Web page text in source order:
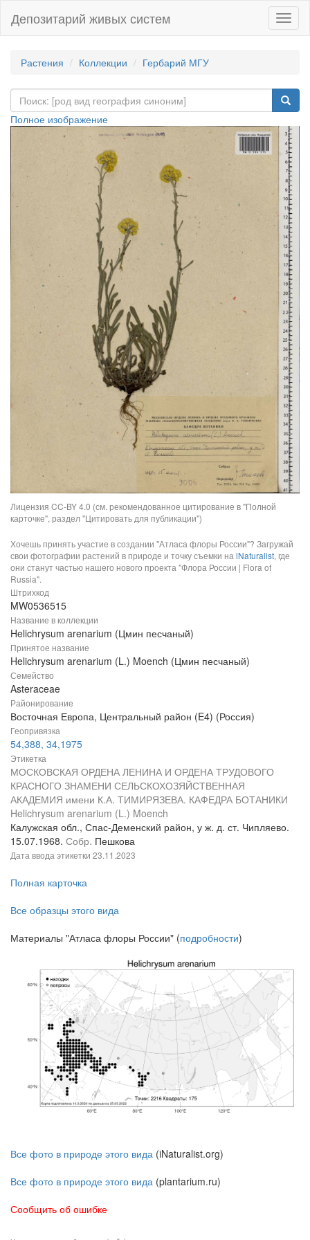
Депозитарий живых систем
Растения Коллекции Гербарий МГУ
Полное изображение
Лицензия CC-BY 4.0 (см. рекомендованное цитирование в "Полной
карточке", раздел "Цитировать для публикации")
Хочешь принять участие в создании "Атласа флоры России"? Загружай
свои фотографии растений в природе и точку съемки на iNaturalist, где
они станут частью нашего нового проекта "Флора России | Flora of
Russia".
Штрихкод
MW0536515
Название в коллекции
Helichrysum arenarium (Цмин песчаный)
Принятое название
Helichrysum arenarium (L.) Moench (Цмин песчаный)
Семейство
Asteraceae
Районирование
Восточная Европа, Центральный район (E4) (Россия)
Геопривязка
54,388, 34,1975
Этикетка
МОСКОВСКАЯ ОРДЕНА ЛЕНИНА И ОРДЕНА ТРУДОВОГО
КРАСНОГО ЗНАМЕНИ СЕЛЬСКОХОЗЯЙСТВЕННАЯ
АКАДЕМИЯ имени К.А. ТИМИРЯЗЕВА. КАФЕДРА БОТАНИКИ
Helichrysum arenarium (L.) Moench
Калужская обл., Спас-Деменский район, у ж. д. ст. Чипляево.
15.07.1968. Собр. Пешкова
Дата ввода этикетки 23.11.2023
Полная карточка
Все образцы этого вида
Материалы "Атласа флоры России" (подробности)
Все фото в природе этого вида (iNaturalist.org)
Все фото в природе этого вида (plantarium.ru)
Сообщить об ошибке